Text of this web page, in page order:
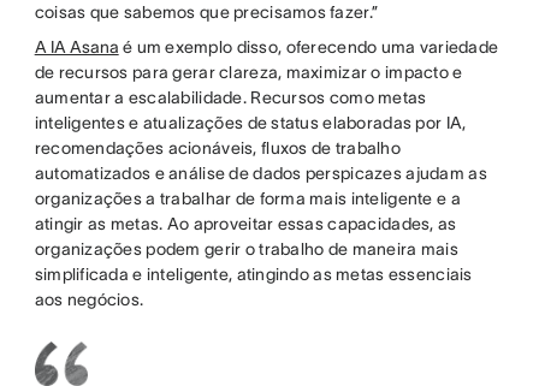
coisas que sabemos que precisamos fazer.”
A IA Asana é um exemplo disso, oferecendo uma variedade
de recursos para gerar clareza, maximizar o impacto e
aumentar a escalabilidade. Recursos como metas
inteligentes e atualizações de status elaboradas por IA,
recomendações acionáveis, fluxos de trabalho
automatizados e análise de dados perspicazes ajudam as
organizações a trabalhar de forma mais inteligente e a
atingir as metas. Ao aproveitar essas capacidades, as
organizações podem gerir o trabalho de maneira mais
simplificada e inteligente, atingindo as metas essenciais
aos negócios.